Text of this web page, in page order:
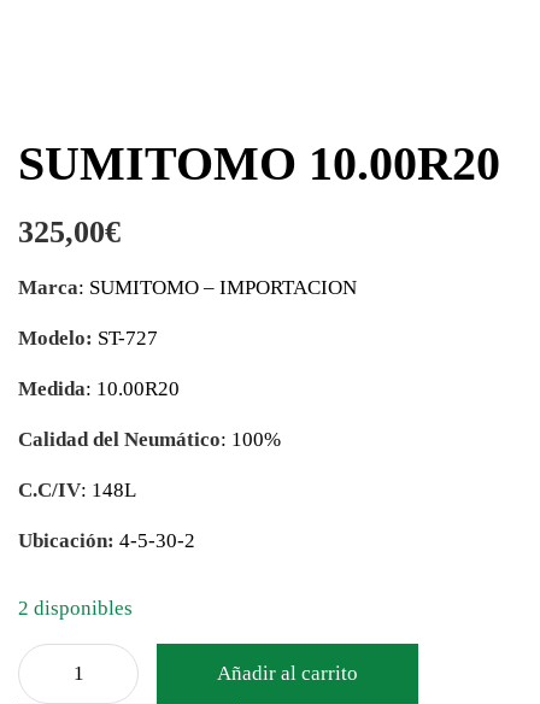
SUMITOMO 10.00R20
325,00€
Marca: SUMITOMO – IMPORTACION
Modelo: ST-727
Medida: 10.00R20
Calidad del Neumático: 100%
C.C/IV: 148L
Ubicación: 4-5-30-2
2 disponibles
Añadir al carrito